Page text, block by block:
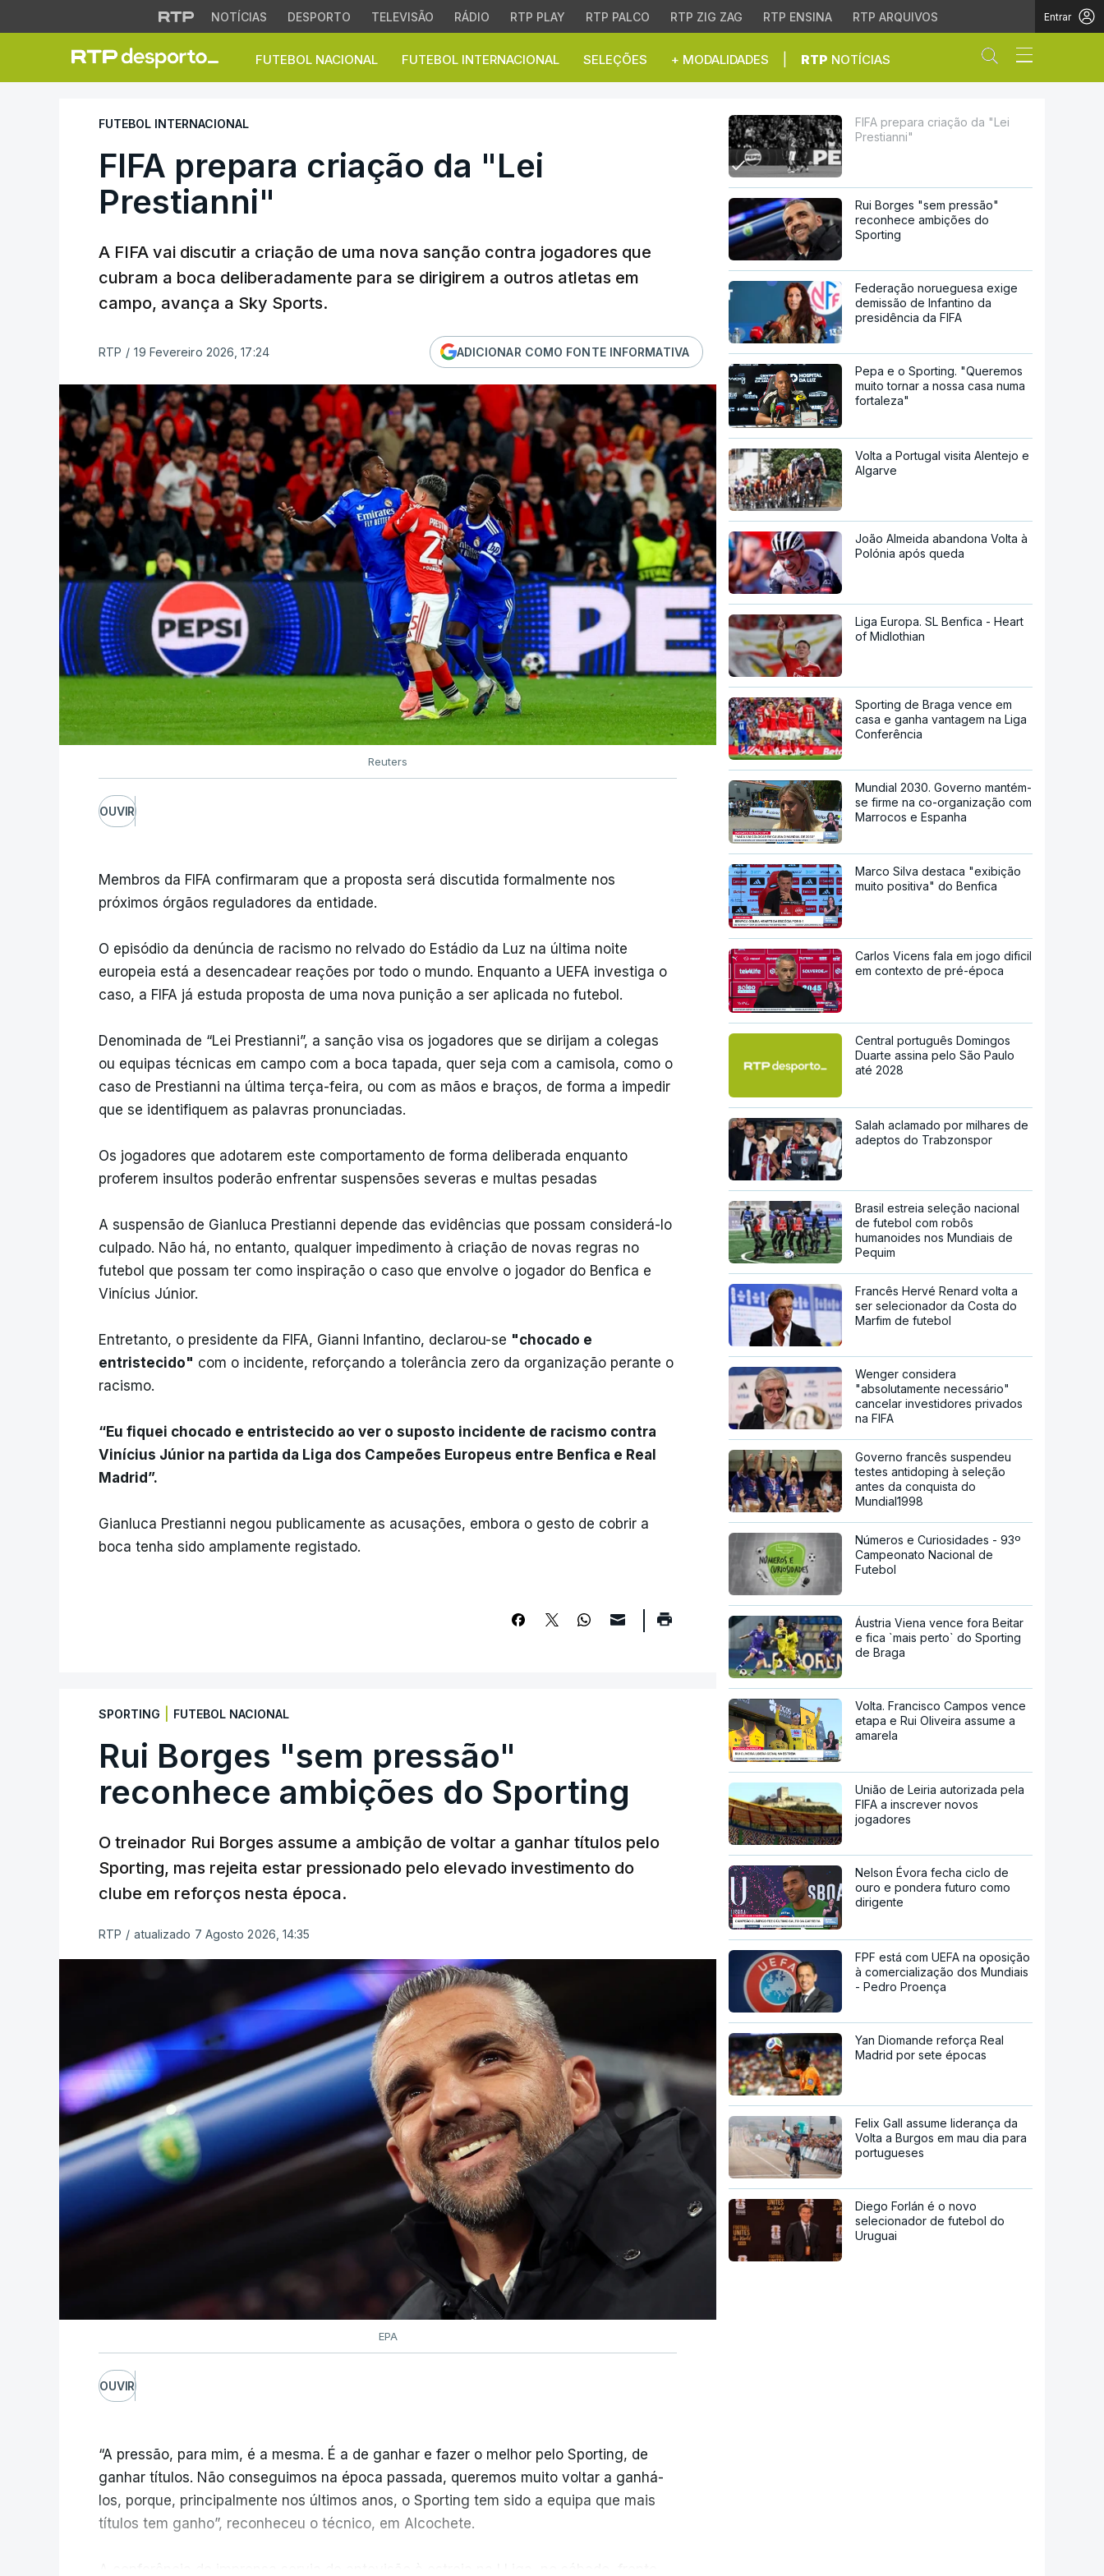
NOTÍCIAS DESPORTO TELEVISÃO RÁDIO RTP PLAY RTP PALCO RTP ZIG ZAG RTP ENSINA RTP ARQUIVOS Entrar
FUTEBOL NACIONAL FUTEBOL INTERNACIONAL SELEÇÕES + MODALIDADES RTP NOTÍCIAS Abrir campo
FIFA prepara criação da "Lei Prestianni"
FUTEBOL INTERNACIONAL
FIFA prepara criação da "Lei
Prestianni"
A FIFA vai discutir a criação de uma nova sanção contra jogadores que
cubram a boca deliberadamente para se dirigirem a outros atletas em
campo, avança a Sky Sports.
RTP / 19 Fevereiro 2026, 17:24 ADICIONAR COMO FONTE INFORMATIVA
Reuters
OUVIR
Membros da FIFA confirmaram que a proposta será discutida formalmente nos
próximos órgãos reguladores da entidade.
O episódio da denúncia de racismo no relvado do Estádio da Luz na última noite
europeia está a desencadear reações por todo o mundo. Enquanto a UEFA investiga o
caso, a FIFA já estuda proposta de uma nova punição a ser aplicada no futebol.
Denominada de “Lei Prestianni”, a sanção visa os jogadores que se dirijam a colegas
ou equipas técnicas em campo com a boca tapada, quer seja com a camisola, como o
caso de Prestianni na última terça-feira, ou com as mãos e braços, de forma a impedir
que se identifiquem as palavras pronunciadas.
Os jogadores que adotarem este comportamento de forma deliberada enquanto
proferem insultos poderão enfrentar suspensões severas e multas pesadas
A suspensão de Gianluca Prestianni depende das evidências que possam considerá-lo
culpado. Não há, no entanto, qualquer impedimento à criação de novas regras no
futebol que possam ter como inspiração o caso que envolve o jogador do Benfica e
Vinícius Júnior.
Entretanto, o presidente da FIFA, Gianni Infantino, declarou-se "chocado e
entristecido" com o incidente, reforçando a tolerância zero da organização perante o
racismo.
“Eu fiquei chocado e entristecido ao ver o suposto incidente de racismo contra
Vinícius Júnior na partida da Liga dos Campeões Europeus entre Benfica e Real
Madrid”.
Gianluca Prestianni negou publicamente as acusações, embora o gesto de cobrir a
boca tenha sido amplamente registado.
SPORTING FUTEBOL NACIONAL
Rui Borges "sem pressão"
reconhece ambições do Sporting
O treinador Rui Borges assume a ambição de voltar a ganhar títulos pelo
Sporting, mas rejeita estar pressionado pelo elevado investimento do
clube em reforços nesta época.
RTP / atualizado 7 Agosto 2026, 14:35
EPA
OUVIR
“A pressão, para mim, é a mesma. É a de ganhar e fazer o melhor pelo Sporting, de
ganhar títulos. Não conseguimos na época passada, queremos muito voltar a ganhá-
los, porque, principalmente nos últimos anos, o Sporting tem sido a equipa que mais
títulos tem ganho”, reconheceu o técnico, em Alcochete.
FIFA prepara criação da "Lei
Prestianni"
Rui Borges "sem pressão"
reconhece ambições do
Sporting
Federação norueguesa exige
demissão de Infantino da
presidência da FIFA
Pepa e o Sporting. "Queremos
muito tornar a nossa casa numa
fortaleza"
Volta a Portugal visita Alentejo e
Algarve
João Almeida abandona Volta à
Polónia após queda
Liga Europa. SL Benfica - Heart
of Midlothian
Sporting de Braga vence em
casa e ganha vantagem na Liga
Conferência
Mundial 2030. Governo mantém-
se firme na co-organização com
Marrocos e Espanha
Marco Silva destaca "exibição
muito positiva" do Benfica
Carlos Vicens fala em jogo dificil
em contexto de pré-época
Central português Domingos
Duarte assina pelo São Paulo
até 2028
Salah aclamado por milhares de
adeptos do Trabzonspor
Brasil estreia seleção nacional
de futebol com robôs
humanoides nos Mundiais de
Pequim
Francês Hervé Renard volta a
ser selecionador da Costa do
Marfim de futebol
Wenger considera
"absolutamente necessário"
cancelar investidores privados
na FIFA
Governo francês suspendeu
testes antidoping à seleção
antes da conquista do
Mundial1998
Números e Curiosidades - 93º
Campeonato Nacional de
Futebol
Áustria Viena vence fora Beitar
e fica `mais perto` do Sporting
de Braga
Volta. Francisco Campos vence
etapa e Rui Oliveira assume a
amarela
União de Leiria autorizada pela
FIFA a inscrever novos
jogadores
Nelson Évora fecha ciclo de
ouro e pondera futuro como
dirigente
FPF está com UEFA na oposição
à comercialização dos Mundiais
- Pedro Proença
Yan Diomande reforça Real
Madrid por sete épocas
Felix Gall assume liderança da
Volta a Burgos em mau dia para
portugueses
Diego Forlán é o novo
selecionador de futebol do
Uruguai